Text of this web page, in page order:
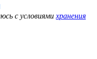
с условиями хранения